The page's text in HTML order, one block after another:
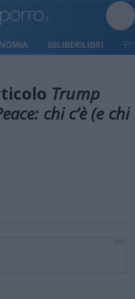
LIBERILIBRI
Trump
chi c’è (e chi